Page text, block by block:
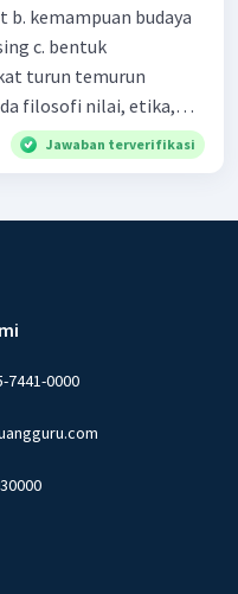
kemampuan budaya
c. bentuk
turun temurun
filosofi nilai, etika,
tentang nilai dalam
atau lingkungan
Jawaban terverifikasi
7441-0000